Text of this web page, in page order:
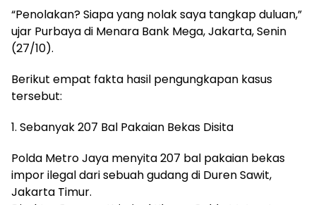
“Penolakan? Siapa yang nolak saya tangkap duluan,”
ujar Purbaya di Menara Bank Mega, Jakarta, Senin
(27/10).
Berikut empat fakta hasil pengungkapan kasus
tersebut:
1. Sebanyak 207 Bal Pakaian Bekas Disita
Polda Metro Jaya menyita 207 bal pakaian bekas
impor ilegal dari sebuah gudang di Duren Sawit,
Jakarta Timur.